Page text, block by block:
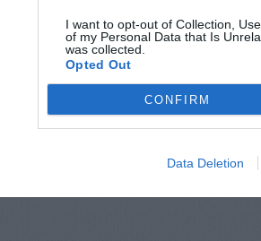
I want to opt-out of Collection,
of my Personal Data that Is
was collected.
Opted Out
CONFIRM
Data Deletion